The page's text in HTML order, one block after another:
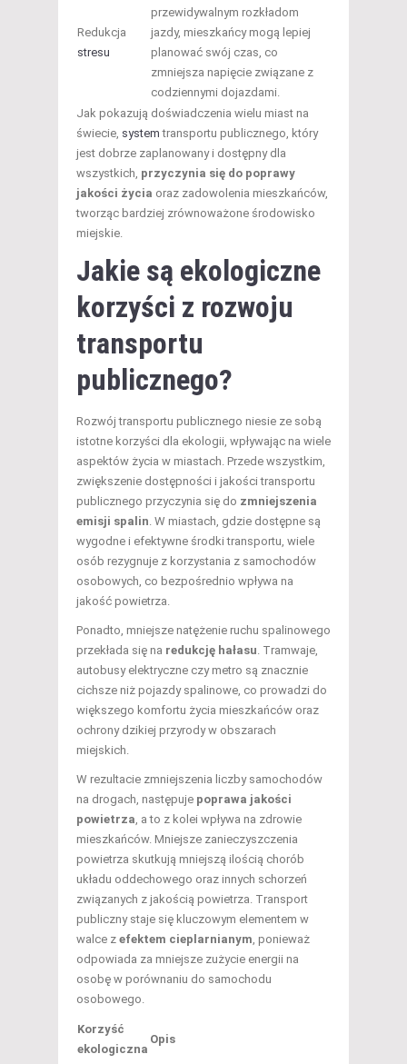
Redukcja
stresu
przewidywalnym rozkładom
jazdy, mieszkańcy mogą lepiej
planować swój czas, co
zmniejsza napięcie związane z
codziennymi dojazdami.
Jak pokazują doświadczenia wielu miast na
świecie, system transportu publicznego, który
jest dobrze zaplanowany i dostępny dla
wszystkich, przyczynia się do poprawy
jakości życia oraz zadowolenia mieszkańców,
tworząc bardziej zrównoważone środowisko
miejskie.
Jakie są ekologiczne
korzyści z rozwoju
transportu
publicznego?
Rozwój transportu publicznego niesie ze sobą
istotne korzyści dla ekologii, wpływając na wiele
aspektów życia w miastach. Przede wszystkim,
zwiększenie dostępności i jakości transportu
publicznego przyczynia się do zmniejszenia
emisji spalin . W miastach, gdzie dostępne są
wygodne i efektywne środki transportu, wiele
osób rezygnuje z korzystania z samochodów
osobowych, co bezpośrednio wpływa na
jakość powietrza.
Ponadto, mniejsze natężenie ruchu spalinowego
przekłada się na redukcję hałasu . Tramwaje,
autobusy elektryczne czy metro są znacznie
cichsze niż pojazdy spalinowe, co prowadzi do
większego komfortu życia mieszkańców oraz
ochrony dzikiej przyrody w obszarach
miejskich.
W rezultacie zmniejszenia liczby samochodów
na drogach, następuje poprawa jakości
powietrza , a to z kolei wpływa na zdrowie
mieszkańców. Mniejsze zanieczyszczenia
powietrza skutkują mniejszą ilością chorób
układu oddechowego oraz innych schorzeń
związanych z jakością powietrza. Transport
publiczny staje się kluczowym elementem w
walce z efektem cieplarnianym , ponieważ
odpowiada za mniejsze zużycie energii na
osobę w porównaniu do samochodu
osobowego.
Korzyść
ekologiczna
Opis